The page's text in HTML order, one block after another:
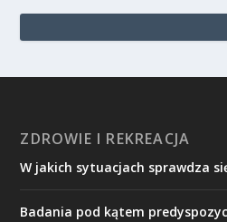
ZDROWIE I REKREACJA
W jakich sytuacjach sprawdza
Badania pod kątem